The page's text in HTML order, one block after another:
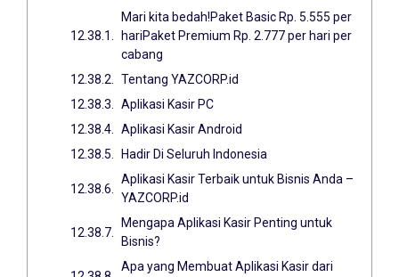
Mari kita bedah!Paket Basic Rp. 5.555 per
hariPaket Premium Rp. 2.777 per hari per
cabang
Tentang YAZCORP.id
Aplikasi Kasir PC
Aplikasi Kasir Android
Hadir Di Seluruh Indonesia
Aplikasi Kasir Terbaik untuk Bisnis Anda –
YAZCORP.id
Mengapa Aplikasi Kasir Penting untuk
Bisnis?
Apa yang Membuat Aplikasi Kasir dari